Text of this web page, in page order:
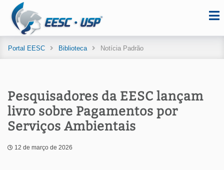
Portal EESC Biblioteca Notícia Padrão
Pesquisadores da EESC lançam
livro sobre Pagamentos por
Serviços Ambientais
12 de março de 2026